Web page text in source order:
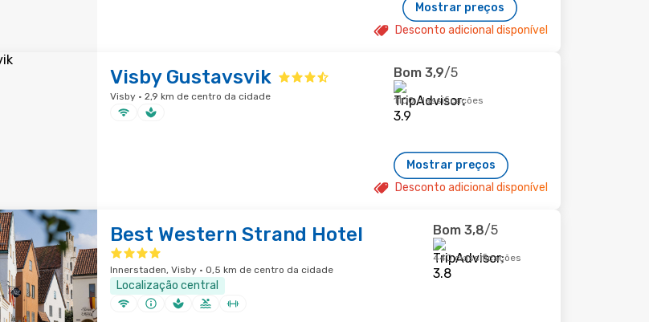
Mostrar preços
Desconto adicional disponível
Visby Gustavsvik
Visby · 2,9 km de centro da cidade
Bom 3,9/5
1100 classificações
Mostrar preços
Desconto adicional disponível
Best Western Strand Hotel
Innerstaden, Visby · 0,5 km de centro da cidade
Localização central
Bom 3,8/5
440 classificações